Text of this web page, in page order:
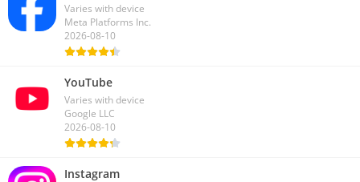
Varies with device
Meta Platforms Inc.
2026-08-10
YouTube
Varies with device
Google LLC
2026-08-10
Instagram